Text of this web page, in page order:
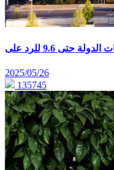
2025/05/26
135745